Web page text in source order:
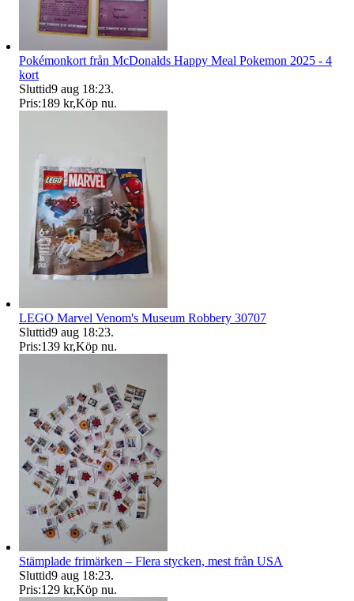
Pokémonkort från McDonalds Happy Meal Pokemon 2025 - 4
kort
Sluttid9 aug 18:23.
Pris:189 kr,Köp nu.
LEGO Marvel Venom's Museum Robbery 30707
Sluttid9 aug 18:23.
Pris:139 kr,Köp nu.
Stämplade frimärken – Flera stycken, mest från USA
Sluttid9 aug 18:23.
Pris:129 kr,Köp nu.